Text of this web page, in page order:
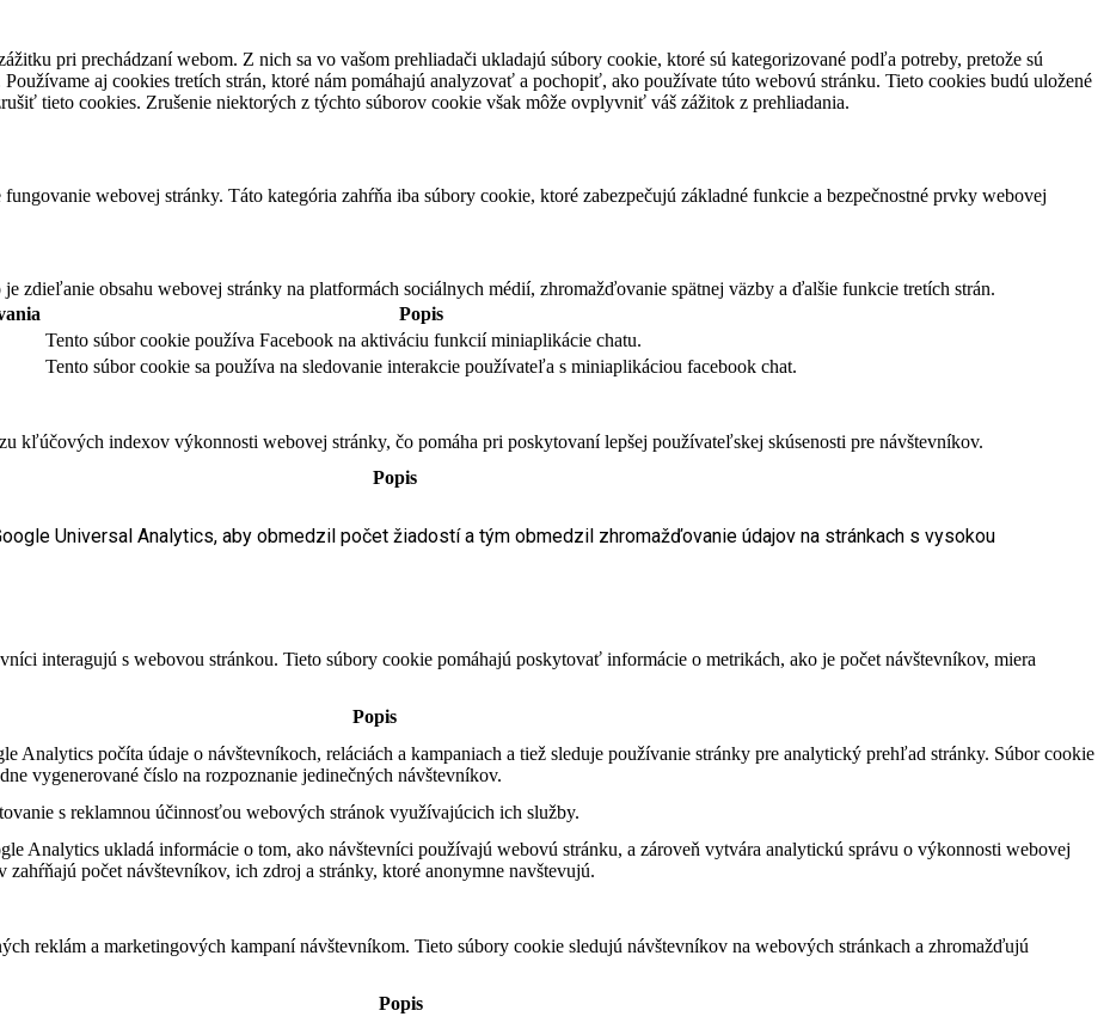
pri prechádzaní webom. Z nich sa vo vašom prehliadači ukladajú súbory cookie, ktoré sú kategorizované podľa potreby, pretože sú
aj cookies tretích strán, ktoré nám pomáhajú analyzovať a pochopiť, ako používate túto webovú stránku. Tieto cookies budú uložené
tieto cookies. Zrušenie niektorých z týchto súborov cookie však môže ovplyvniť váš zážitok z prehliadania.
webovej stránky. Táto kategória zahŕňa iba súbory cookie, ktoré zabezpečujú základné funkcie a bezpečnostné prvky webovej
zdieľanie obsahu webovej stránky na platformách sociálnych médií, zhromažďovanie spätnej väzby a ďalšie funkcie tretích strán.
Popis
Tento súbor cookie používa Facebook na aktiváciu funkcií miniaplikácie chatu.
Tento súbor cookie sa používa na sledovanie interakcie používateľa s miniaplikáciou facebook chat.
kľúčových indexov výkonnosti webovej stránky, čo pomáha pri poskytovaní lepšej používateľskej skúsenosti pre návštevníkov.
Popis
Universal Analytics, aby obmedzil počet žiadostí a tým obmedzil zhromažďovanie údajov na stránkach s vysokou
interagujú s webovou stránkou. Tieto súbory cookie pomáhajú poskytovať informácie o metrikách, ako je počet návštevníkov, miera
Popis
Analytics počíta údaje o návštevníkoch, reláciách a kampaniach a tiež sleduje používanie stránky pre analytický prehľad stránky. Súbor cookie
vygenerované číslo na rozpoznanie jedinečných návštevníkov.
s reklamnou účinnosťou webových stránok využívajúcich ich služby.
Analytics ukladá informácie o tom, ako návštevníci používajú webovú stránku, a zároveň vytvára analytickú správu o výkonnosti webovej
počet návštevníkov, ich zdroj a stránky, ktoré anonymne navštevujú.
reklám a marketingových kampaní návštevníkom. Tieto súbory cookie sledujú návštevníkov na webových stránkach a zhromažďujú
Popis